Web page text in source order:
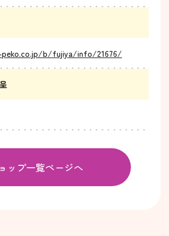
b/fujiya/info/21676/
ップ一覧ページへ